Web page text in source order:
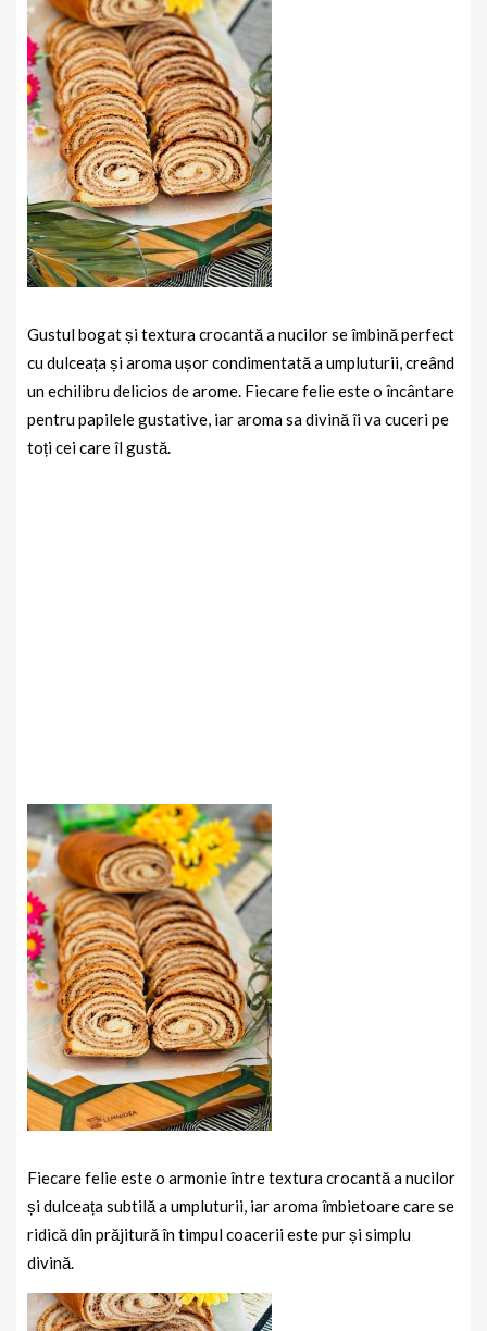
Gustul bogat și textura crocantă a nucilor se îmbină perfect
cu dulceața și aroma ușor condimentată a umpluturii, creând
un echilibru delicios de arome. Fiecare felie este o încântare
pentru papilele gustative, iar aroma sa divină îi va cuceri pe
toți cei care îl gustă.
Fiecare felie este o armonie între textura crocantă a nucilor
și dulceața subtilă a umpluturii, iar aroma îmbietoare care se
ridică din prăjitură în timpul coacerii este pur și simplu
divină.